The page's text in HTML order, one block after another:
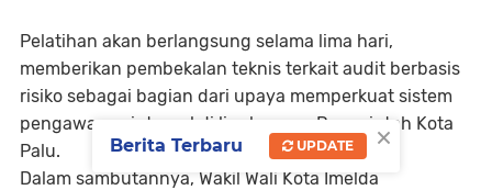
Pelatihan akan berlangsung selama lima hari,
memberikan pembekalan teknis terkait audit berbasis
risiko sebagai bagian dari upaya memperkuat sistem
pengawasan internal di lingkungan Pemerintah Kota
Palu.
Dalam sambutannya, Wakil Wali Kota Imelda
×
Berita Terbaru UPDATE